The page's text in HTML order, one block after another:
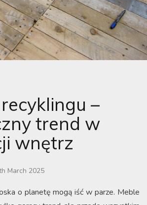
–
trend w
wnętrz
March 2025
o planetę mogą iść w parze. Meble